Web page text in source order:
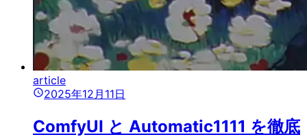
article
2025年12月11日
ComfyUI と Automatic1111 を徹底